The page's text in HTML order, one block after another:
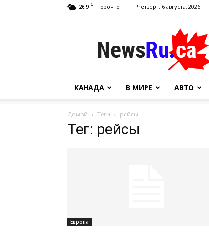
26.9 C Торонто Четверг, 6 августа, 2026
NewsRu.Ca
КАНАДА В МИРЕ АВТО
Домой Теги рейсы
Тег: рейсы
Европа